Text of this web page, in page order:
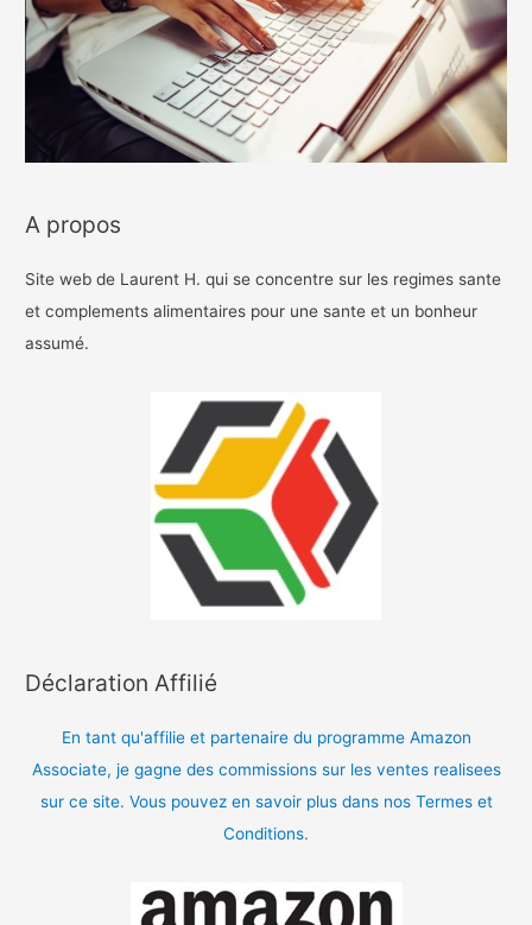
A propos
Site web de Laurent H. qui se concentre sur les regimes sante
et complements alimentaires pour une sante et un bonheur
assumé.
Déclaration Affilié
En tant qu'affilie et partenaire du programme Amazon
Associate, je gagne des commissions sur les ventes realisees
sur ce site. Vous pouvez en savoir plus dans nos Termes et
Conditions.